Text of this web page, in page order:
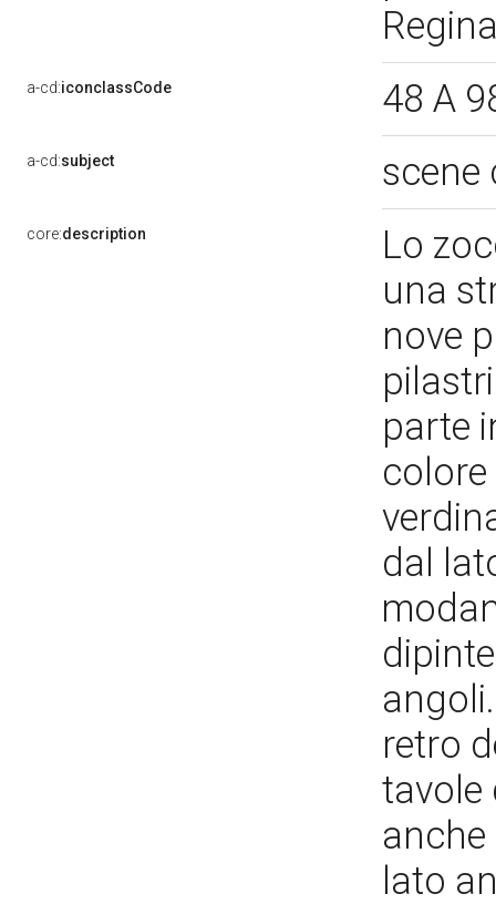
a-cd:iconclassCode 48 A
a-cd:subject
core:description
Lo
una
nove
parte
dal
retro
tavole
lato